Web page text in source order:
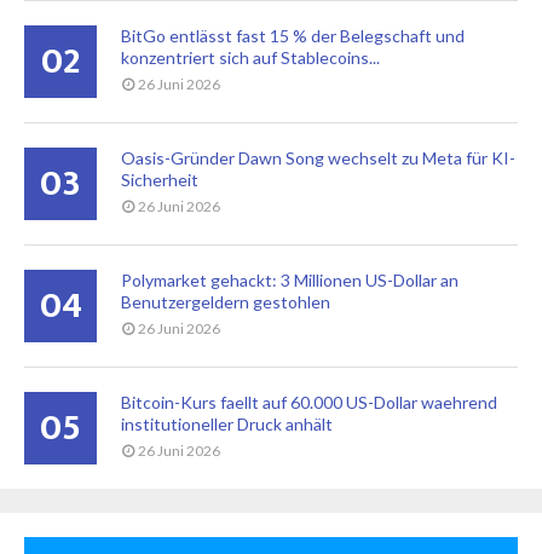
02
BitGo entlässt fast 15 % der Belegschaft und
konzentriert sich auf Stablecoins...
26 Juni 2026
03
Oasis-Gründer Dawn Song wechselt zu Meta für KI-
Sicherheit
26 Juni 2026
04
Polymarket gehackt: 3 Millionen US-Dollar an
Benutzergeldern gestohlen
26 Juni 2026
05
Bitcoin-Kurs faellt auf 60.000 US-Dollar waehrend
institutioneller Druck anhält
26 Juni 2026